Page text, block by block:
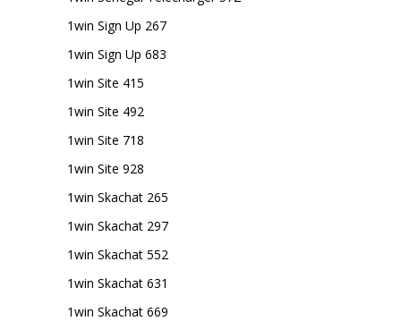
1win Sign Up 267
1win Sign Up 683
1win Site 415
1win Site 492
1win Site 718
1win Site 928
1win Skachat 265
1win Skachat 297
1win Skachat 552
1win Skachat 631
1win Skachat 669